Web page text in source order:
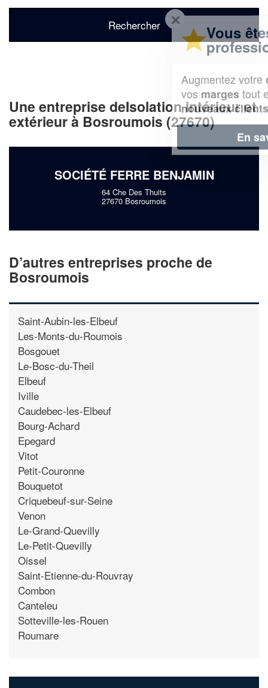
Une entreprise deIsolation intérieur et
extérieur à Bosroumois (27670)
SOCIÉTÉ FERRE BENJAMIN
64 Che Des Thuits
27670 Bosroumois
D’autres entreprises proche de
Bosroumois
Saint-Aubin-les-Elbeuf
Les-Monts-du-Roumois
Bosgouet
Le-Bosc-du-Theil
Elbeuf
Iville
Caudebec-les-Elbeuf
Bourg-Achard
Epegard
Vitot
Petit-Couronne
Bouquetot
Criquebeuf-sur-Seine
Venon
Le-Grand-Quevilly
Le-Petit-Quevilly
Oissel
Saint-Etienne-du-Rouvray
Combon
Canteleu
Sotteville-les-Rouen
Roumare
Vous êtes un
professionnel ?
chiffre d'affaireset
tout en gagnant de
nouveaux clients!